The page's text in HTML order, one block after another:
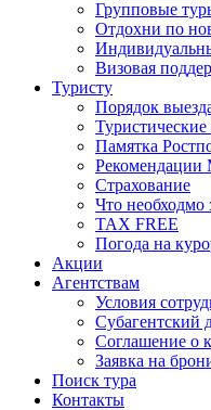
Групповые
Отдохни по
Визовая
Туристу
Порядок
Памятка
Страхование
Что необходмо
TAX FREE
Погода на
Акции
Агентствам
Условия
Субагентский
Соглашение о
Заявка на
Поиск тура
Контакты